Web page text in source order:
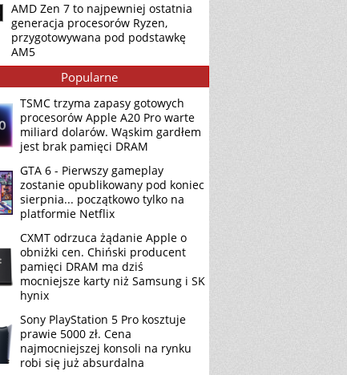
AMD Zen 7 to najpewniej ostatnia
generacja procesorów Ryzen,
przygotowywana pod podstawkę
AM5
Popularne
TSMC trzyma zapasy gotowych
procesorów Apple A20 Pro warte
miliard dolarów. Wąskim gardłem
jest brak pamięci DRAM
GTA 6 - Pierwszy gameplay
zostanie opublikowany pod koniec
sierpnia... początkowo tylko na
platformie Netflix
CXMT odrzuca żądanie Apple o
obniżki cen. Chiński producent
pamięci DRAM ma dziś
mocniejsze karty niż Samsung i SK
hynix
Sony PlayStation 5 Pro kosztuje
prawie 5000 zł. Cena
najmocniejszej konsoli na rynku
robi się już absurdalna